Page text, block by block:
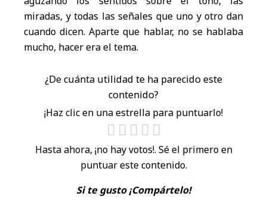
miradas, y todas las señales que uno y otro dan
cuando dicen. Aparte que hablar, no se hablaba
mucho, hacer era el tema.
¿De cuánta utilidad te ha parecido este
contenido?
¡Haz clic en una estrella para puntuarlo!
Hasta ahora, ¡no hay votos!. Sé el primero en
puntuar este contenido.
Si te gusto ¡Compártelo!